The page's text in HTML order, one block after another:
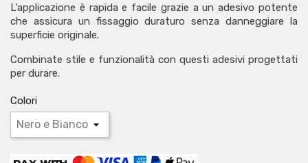
L'applicazione è rapida e facile grazie a un adesivo potente
che assicura un fissaggio duraturo senza danneggiare la
superficie originale.
Combinate stile e funzionalità con questi adesivi progettati
per durare.
Colori